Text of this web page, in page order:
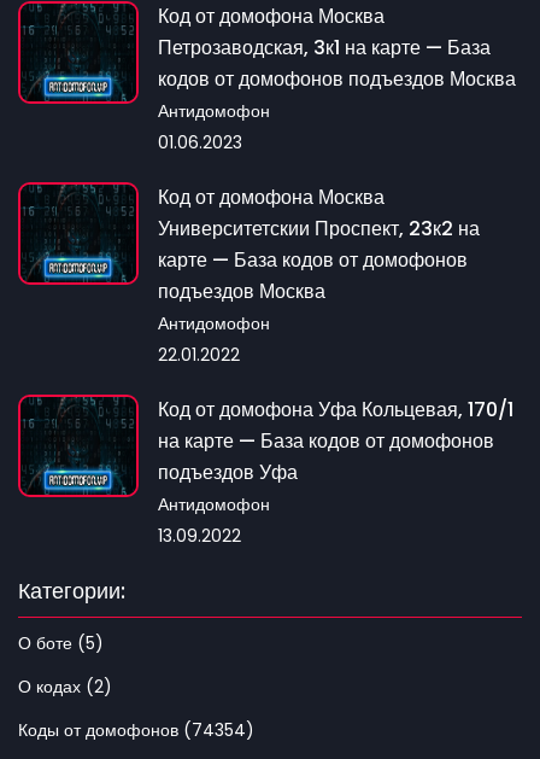
Код от домофона Москва
Петрозаводская, 3к1 на карте — База
кодов от домофонов подъездов Москва
Антидомофон
01.06.2023
Код от домофона Москва
Университетскии Проспект, 23к2 на
карте — База кодов от домофонов
подъездов Москва
Антидомофон
22.01.2022
Код от домофона Уфа Кольцевая, 170/1
на карте — База кодов от домофонов
подъездов Уфа
Антидомофон
13.09.2022
Категории:
О боте (5)
О кодах (2)
Коды от домофонов (74354)